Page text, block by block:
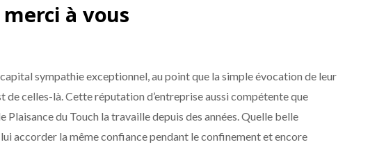
à vous
sympathie exceptionnel, au point que la simple évocation de leur
de celles-là. Cette réputation d’entreprise aussi compétente que
Plaisance du Touch la travaille depuis des années. Quelle belle
accorder la même confiance pendant le confinement et encore